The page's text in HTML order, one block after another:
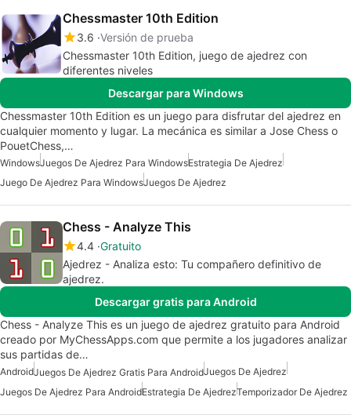
Chessmaster 10th Edition
3.6 Versión de prueba
Chessmaster 10th Edition, juego de ajedrez con
diferentes niveles
Descargar para Windows
Chessmaster 10th Edition es un juego para disfrutar del ajedrez en
cualquier momento y lugar. La mecánica es similar a Jose Chess o
PouetChess,…
WindowsJuegos De Ajedrez Para WindowsEstrategia De Ajedrez
Juego De Ajedrez Para WindowsJuegos De Ajedrez
Chess - Analyze This
4.4 Gratuito
Ajedrez - Analiza esto: Tu compañero definitivo de
ajedrez.
Descargar gratis para Android
Chess - Analyze This es un juego de ajedrez gratuito para Android
creado por MyChessApps.com que permite a los jugadores analizar
sus partidas de…
AndroidJuegos De Ajedrez Gratis Para AndroidJuegos De Ajedrez
Juegos De Ajedrez Para AndroidEstrategia De AjedrezTemporizador De Ajedrez